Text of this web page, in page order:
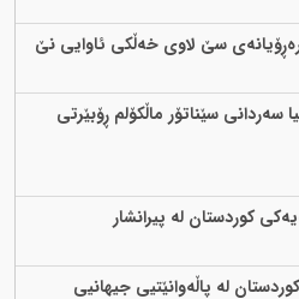
سێ لاوی خەڵکی ئاوایی نێ
سەردانی سێناتۆر ماڵکۆلم ڕۆبێرتی
کوردستان لە پیرانشار
لە پاڵەوانێتیی جیهانیی